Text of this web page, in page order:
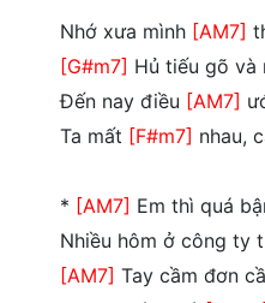
Nhớ xưa mình [AM7]
[G#m7] Hủ tiếu gõ và
Đến nay điều [AM7]
Ta mất [F#m7] nhau,
* [AM7] Em thì quá
Nhiều hôm ở công ty
[AM7] Tay cầm đơn